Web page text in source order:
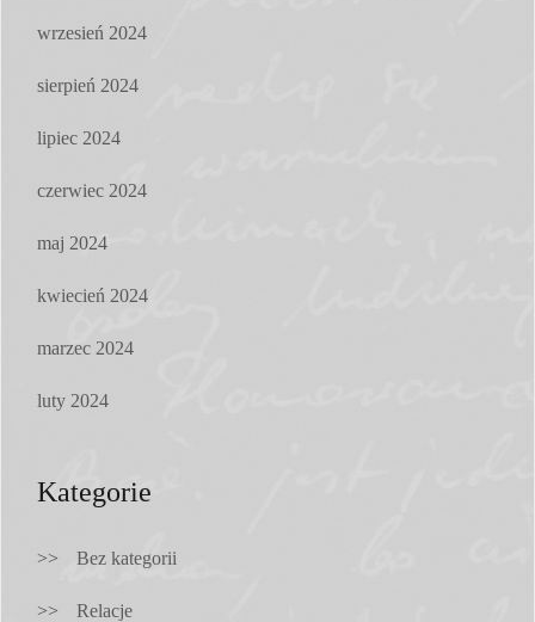
wrzesień 2024
sierpień 2024
lipiec 2024
czerwiec 2024
maj 2024
kwiecień 2024
marzec 2024
luty 2024
Kategorie
Bez kategorii
Relacje